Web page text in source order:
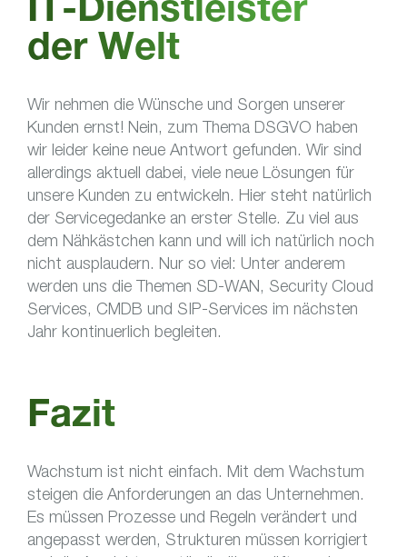
IT-Dienstleister
der Welt
Wir nehmen die Wünsche und Sorgen unserer
Kunden ernst! Nein, zum Thema DSGVO haben
wir leider keine neue Antwort gefunden. Wir sind
allerdings aktuell dabei, viele neue Lösungen für
unsere Kunden zu entwickeln. Hier steht natürlich
der Servicegedanke an erster Stelle. Zu viel aus
dem Nähkästchen kann und will ich natürlich noch
nicht ausplaudern. Nur so viel: Unter anderem
werden uns die Themen SD-WAN, Security Cloud
Services, CMDB und SIP-Services im nächsten
Jahr kontinuerlich begleiten.
Fazit
Wachstum ist nicht einfach. Mit dem Wachstum
steigen die Anforderungen an das Unternehmen.
Es müssen Prozesse und Regeln verändert und
angepasst werden, Strukturen müssen korrigiert